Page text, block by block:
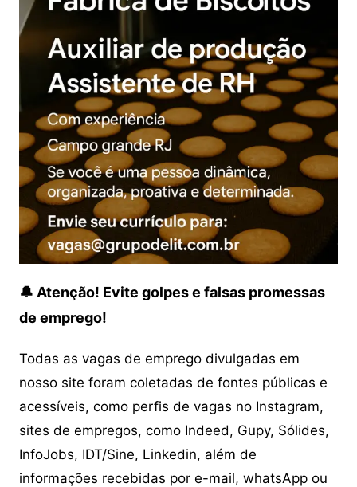
🔔 Atenção! Evite golpes e falsas promessas
de emprego!
Todas as vagas de emprego divulgadas em
nosso site foram coletadas de fontes públicas e
acessíveis, como perfis de vagas no Instagram,
sites de empregos, como Indeed, Gupy, Sólides,
InfoJobs, IDT/Sine, Linkedin, além de
informações recebidas por e-mail, whatsApp ou